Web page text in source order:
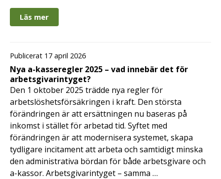
Läs mer
Publicerat 17 april 2026
Nya a-kasseregler 2025 – vad innebär det för
arbetsgivarintyget?
Den 1 oktober 2025 trädde nya regler för
arbetslöshetsförsäkringen i kraft. Den största
förändringen är att ersättningen nu baseras på
inkomst i stället för arbetad tid. Syftet med
förändringen är att modernisera systemet, skapa
tydligare incitament att arbeta och samtidigt minska
den administrativa bördan för både arbetsgivare och
a-kassor. Arbetsgivarintyget – samma …